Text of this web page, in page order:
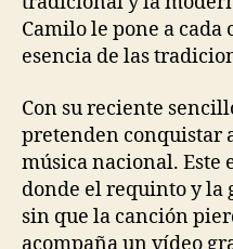
Camilo le pone a
esencia de las
Con su reciente
pretenden conquistar
música nacional. Este
donde el requinto y la
sin que la canción
acompañaunvídeo